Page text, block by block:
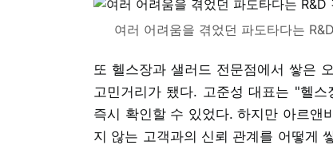
여러 어려움을 겪었던 파도타다는
또 헬스장과 샐러드 전문점에서 쌓은
고민거리가 됐다. 고준성 대표는 "헬
즉시 확인할 수 있었다. 하지만 아르앤
지 않는 고객과의 신뢰 관계를 어떻게